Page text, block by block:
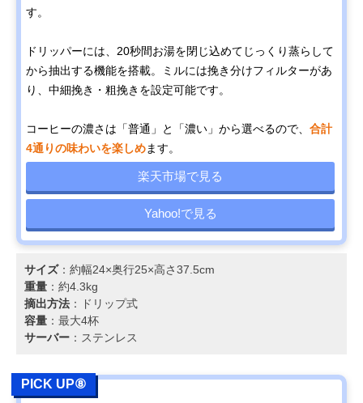
す。
ドリッパーには、20秒間お湯を閉じ込めてじっくり蒸らして
から抽出する機能を搭載。ミルには挽き分けフィルターがあ
り、中細挽き・粗挽きを設定可能です。
コーヒーの濃さは「普通」と「濃い」から選べるので、 合計
4通りの味わいを楽しめます。
楽天市場で見る
Yahoo!で見る
サイズ：約幅24×奥行25×高さ37.5cm
重量 ：約4.3kg
摘出方法 ：ドリップ式
容量 ：最大4杯
サーバー ：ステンレス
PICK UP⑧